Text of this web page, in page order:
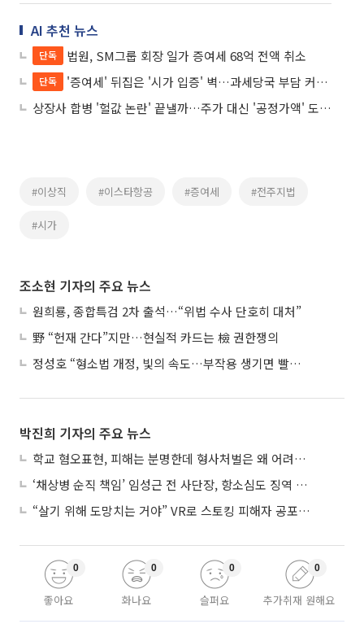
AI 추천 뉴스
단독 법원, SM그룹 회장 일가 증여세 68억 전액 취소
단독
'증여세' 뒤집은 '시가 입증' 벽…과세당국 부담 커진다
상장사 합병 '헐값 논란' 끝낼까…주가 대신 '공정가액' 도입 자본시장법, 정무위 통과
#이상직 #이스타항공 #증여세 #전주지법
#시가
조소현 기자의 주요 뉴스
원희룡, 종합특검 2차 출석…“위법 수사 단호히 대처”
野 “헌재 간다”지만…현실적 카드는 檢 권한쟁의
정성호 “형소법 개정, 빛의 속도…부작용 생기면 빨리 고쳐야”
박진희 기자의 주요 뉴스
학교 혐오표현, 피해는 분명한데 형사처벌은 왜 어려울까?
‘채상병 순직 책임’ 임성근 전 사단장, 항소심도 징역 3년
“살기 위해 도망치는 거야” VR로 스토킹 피해자 공포 마주한 수형자들
좋아요
0
화나요
0
슬퍼요
0
추가취재 원해요
0